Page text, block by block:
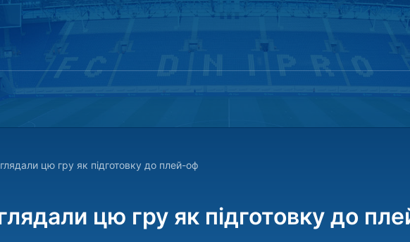
цю гру як підготовку до плей-оф
цю гру як підготовку до